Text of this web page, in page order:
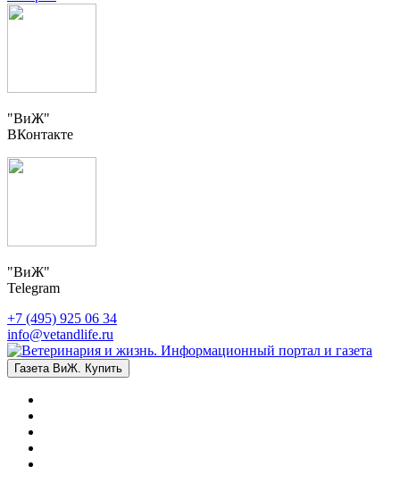
"ВиЖ"
ВКонтакте
"ВиЖ"
Telegram
+7 (495) 925 06 34
info@vetandlife.ru
Газета ВиЖ. Купить